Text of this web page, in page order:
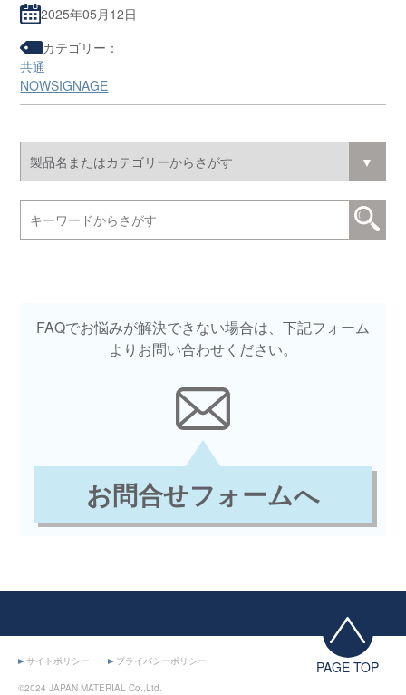
2025年05月12日
カテゴリー：
共通
NOWSIGNAGE
FAQでお悩みが解決できない場合は、下記フォーム
よりお問い合わせください。
お問合せフォームへ
PAGE TOP
©2024 JAPAN MATERIAL Co.,Ltd.
サイトポリシー プライバシーポリシー